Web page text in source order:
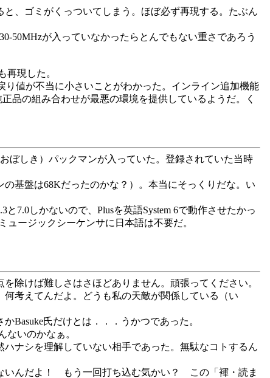
、ゴミがくっついてしまう。ほぼ必ず再現する。たぶん
50MHzが入っていなかったらとんでもない重さであろう
現した。
値が不当に小さいことがわかった。インライン追加機能
品の組み合わせが最悪の環境を提供しているようだ。く
ぼしき）パックマンが入っていた。登録されていた当時
基盤は68Kだったのかな？）。本当にそっくりだな。い
7.0しかないので、Plusを英語System 6で動作させたかっ
ュージックシーケンサに日本語は不要だ。
除けば難しさはさほどありません。頑張ってください。
考えてんだよ。どうも私の天敵が関係している（い
Basuke氏だけとは．．．うかつであった。
いのかなぁ。
ナシを理解していない相手であった。無駄なコトするん
いんだよ！ もう一回打ち込む気かい？ この「褌・読ま